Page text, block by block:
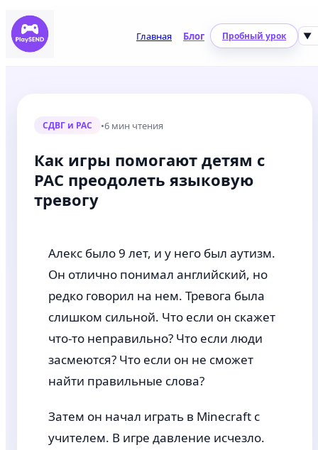
Главная Блог ▼
Пробный урок
СДВГ и РАС •6 мин чтения
Как игры помогают детям с
РАС преодолеть языковую
тревогу
Алекс было 9 лет, и у него был аутизм.
Он отлично понимал английский, но
редко говорил на нем. Тревога была
слишком сильной. Что если он скажет
что-то неправильно? Что если люди
засмеются? Что если он не сможет
найти правильные слова?
Затем он начал играть в Minecraft с
учителем. В игре давление исчезло.